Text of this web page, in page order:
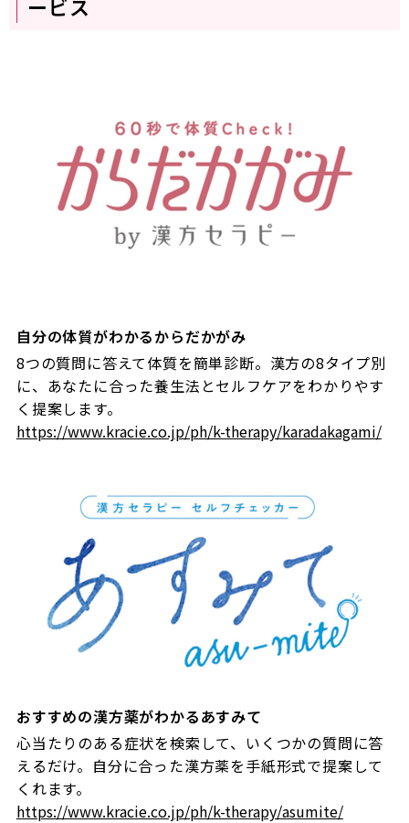
ービス
自分の体質がわかるからだかがみ
8つの質問に答えて体質を簡単診断。漢方の8タイプ別
に、あなたに合った養生法とセルフケアをわかりやす
く提案します。
https://www.kracie.co.jp/ph/k-therapy/karadakagami/
おすすめの漢方薬がわかるあすみて
心当たりのある症状を検索して、いくつかの質問に答
えるだけ。自分に合った漢方薬を手紙形式で提案して
くれます。
https://www.kracie.co.jp/ph/k-therapy/asumite/